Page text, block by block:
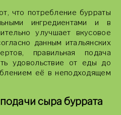
что потребление бурраты
ингредиентами и в
улучшает вкусовое
данным итальянских
правильная подача
удовольствие от еды до
её в неподходящем
сыра буррата